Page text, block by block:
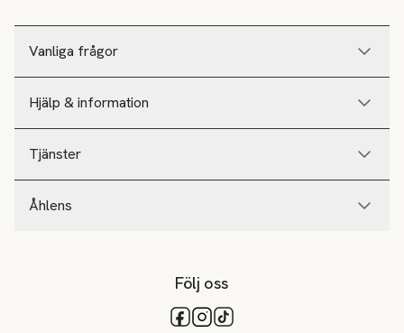
Vanliga frågor
Hjälp & information
Tjänster
Åhlens
Följ oss